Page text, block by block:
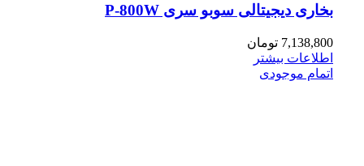
بخاری دیجیتالی سوبو سری P-800W
7,138,800 تومان
اطلاعات بیشتر
اتمام موجودی